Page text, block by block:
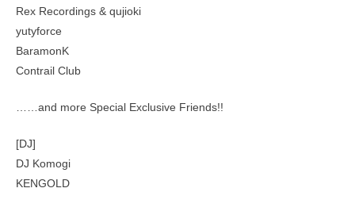
Rex Recordings & qujioki
yutyforce
BaramonK
Contrail Club
……and more Special Exclusive Friends!!
[DJ]
DJ Komogi
KENGOLD